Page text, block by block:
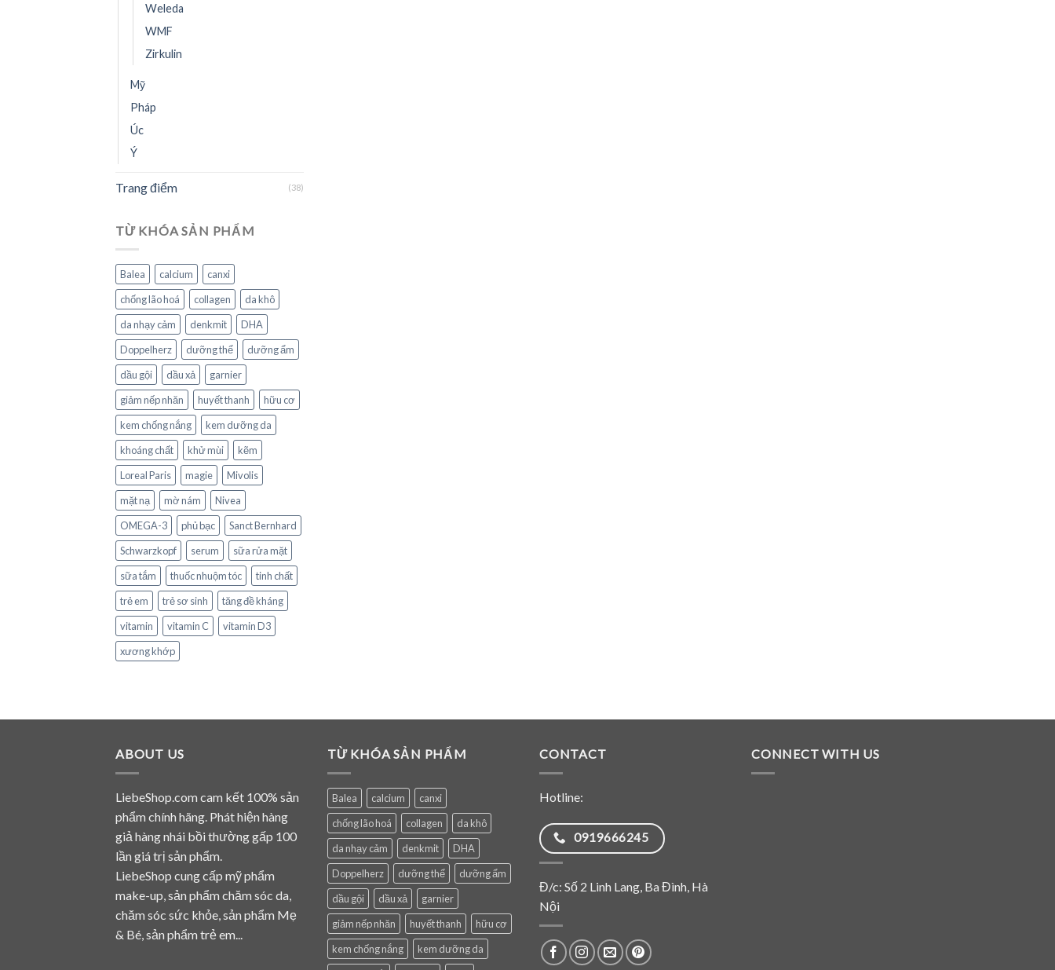
Weleda
WMF
Zirkulin
Mỹ
Pháp
Úc
Ý
Trang điểm (38)
TỪ KHÓA SẢN PHẨM
Balea calcium
canxi
chống lão hoá
collagen
da khô
da nhạy cảm
denkmit
DHA
Doppelherz
dưỡng thể
dưỡng ẩm
dầu gội
dầu xả
garnier
giảm nếp nhăn
huyết thanh
hữu cơ
kem chống nắng
kem dưỡng da
khoáng chất
khử mùi
kẽm
Loreal Paris
magie
Mivolis
mặt nạ
mờ nám
Nivea
OMEGA-3
phủ bạc
Sanct Bernhard
Schwarzkopf
serum
sữa rửa mặt
sữa tắm
thuốc nhuộm tóc
tinh chất
trẻ em
trẻ sơ sinh
tăng đề kháng
vitamin
vitamin C
vitamin D3
xương khớp
ABOUT US
LiebeShop.com cam kết 100% sản
phẩm chính hãng. Phát hiện hàng
giả hàng nhái bồi thường gấp 100
lần giá trị sản phẩm.
LiebeShop cung cấp mỹ phẩm
make-up, sản phẩm chăm sóc da,
chăm sóc sức khỏe, sản phẩm Mẹ
& Bé, sản phẩm trẻ em...
TỪ KHÓA SẢN PHẨM
Balea calcium
canxi
chống lão hoá
collagen
da khô
da nhạy cảm
denkmit
DHA
Doppelherz
dưỡng thể
dưỡng ẩm
dầu gội
dầu xả
garnier
giảm nếp nhăn
huyết thanh
hữu cơ
kem chống nắng
kem dưỡng da
CONTACT
Hotline:
0919666245
Đ/c: Số 2 Linh Lang, Ba Đình, Hà
Nội
CONNECT WITH US